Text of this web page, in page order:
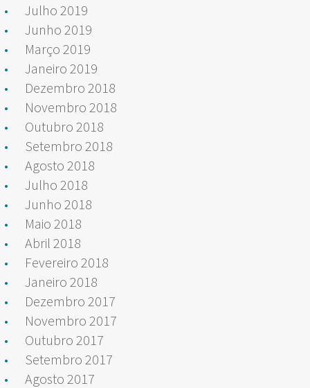
Julho 2019
Junho 2019
Março 2019
Janeiro 2019
Dezembro 2018
Novembro 2018
Outubro 2018
Setembro 2018
Agosto 2018
Julho 2018
Junho 2018
Maio 2018
Abril 2018
Fevereiro 2018
Janeiro 2018
Dezembro 2017
Novembro 2017
Outubro 2017
Setembro 2017
Agosto 2017